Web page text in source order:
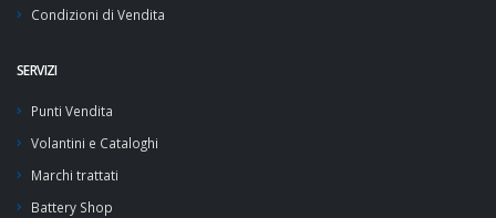
Condizioni di Vendita
SERVIZI
Punti Vendita
Volantini e Cataloghi
Marchi trattati
Battery Shop